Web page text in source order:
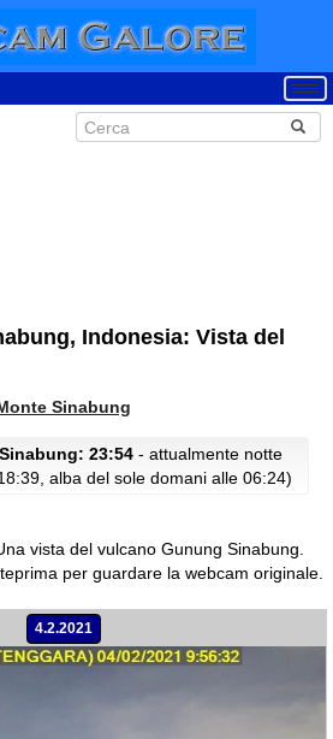
Indonesia: Vista del
Sinabung
23:54 - attualmente notte
alba del sole domani alle 06:24)
vista del vulcano Gunung Sinabung.
per guardare la webcam originale.
4.2.2021